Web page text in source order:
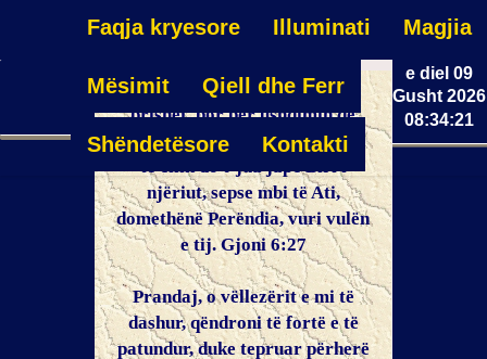
Faqja kryesore Illuminati Magjia
Mësimit Qiell dhe Ferr
Shëndetësore Kontakti
Mos punoni për ushqimin që
prishet, por për ushqimin që
mbetet për jetë të përjetshme,
të cilin do t’jua japë Biri i
njëriut, sepse mbi të Ati,
domethënë Perëndia, vuri vulën
e tij. Gjoni 6:27
Prandaj, o vëllezërit e mi të
dashur, qëndroni të fortë e të
patundur, duke tepruar përherë
e diel 09
Gusht 2026
08:34:21